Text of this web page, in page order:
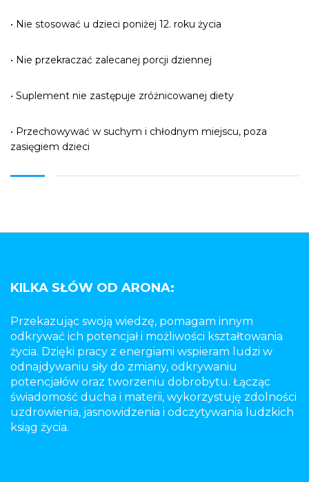
• Nie stosować u dzieci poniżej 12. roku życia
• Nie przekraczać zalecanej porcji dziennej
• Suplement nie zastępuje zróżnicowanej diety
• Przechowywać w suchym i chłodnym miejscu, poza
zasięgiem dzieci
KILKA SŁÓW OD ARONA:
Przekazując swoją wiedzę, pomagam innym
odkrywać ich potencjał i możliwości kształtowania
życia. Dzięki pracy z energiami wspieram ludzi w
odnajdywaniu siły do zmiany, odkrywaniu
potencjałów oraz tworzeniu dobrobytu. Łącząc
świadomość ducha i materii, wykorzystuję zdolności
uzdrowienia, jasnowidzenia i odczytywania ludzkich
ksiąg życia.